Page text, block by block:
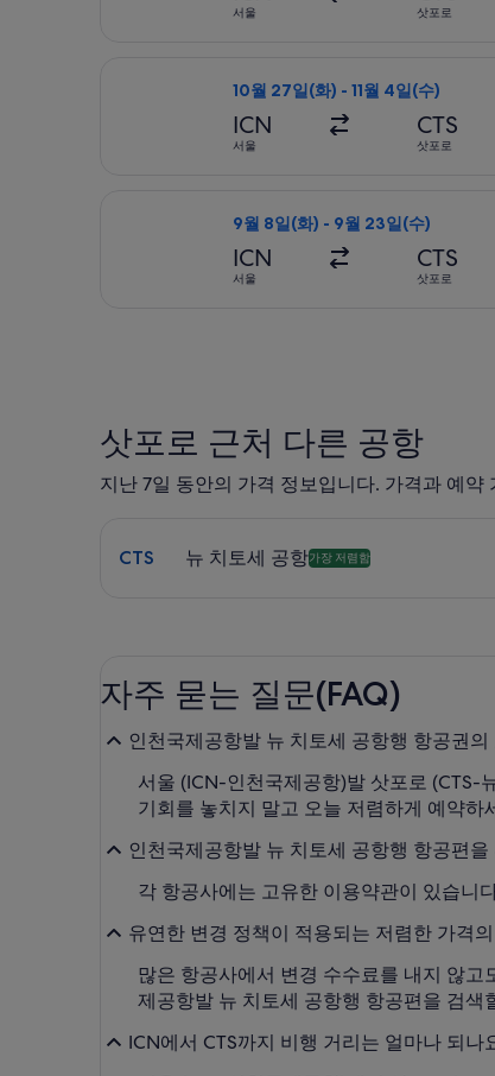
서울 삿포로
10월 27일(화) - 11월 4일(수)
ICN
서울
CTS
삿포로
9월 8일(화) - 9월 23일(수)
ICN
서울
CTS
삿포로
삿포로 근처 다른 공항
지난 7일 동안의 가격 정보입니다. 가격과 예약
CTS 뉴 치토세 공항가장 저렴함
자주 묻는 질문(FAQ)
인천국제공항발 뉴 치토세 공항행 항공권
서울 (ICN-인천국제공항)발 삿포로 (CTS-
기회를 놓치지 말고 오늘 저렴하게 예약하
인천국제공항발 뉴 치토세 공항행 항공편
각 항공사에는 고유한 이용약관이 있습니
유연한 변경 정책이 적용되는 저렴한 가격
많은 항공사에서 변경 수수료를 내지 않
제공항발 뉴 치토세 공항행 항공편을 검
ICN에서 CTS까지 비행 거리는 얼마나 되나